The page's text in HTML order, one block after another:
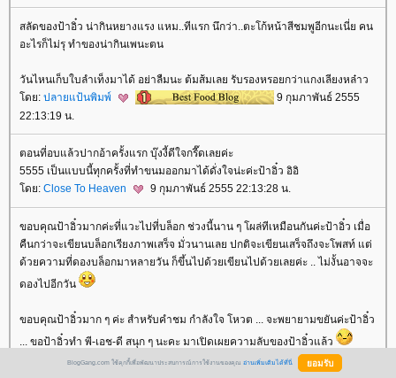
สลัดของป้าอิ๋ว น่ากินหยางแรง แหม..ทีแรก นึกว่า..ตะโก้หน้าสีชมพูอีกนะเนี่ย คน
อะไรก็ไม่รุ ทำของน่ากินเพนะตน
วันไหนเก็บใบลำเท็งมาได้ อย่าลืมนะ ต้มส้มเลย รับรองหรอยกว่าแกงเลียงหล๋าว
ดย: ปลายแป้นพิมพ์
9 กุมภาพันธ์ 2555
22:13:19 น.
ตอนที่อบแล้วปากอ้าครั้งแรก บุ๊งงี้ดีใจกรี๊ดเลยค่ะ
5555 เป็นแบบนี้ทุกครั้งที่ทำขนมออกมาได้ดั่งใจน่ะค่ะป้าอิ๋ว อิอิ
ดย: Close To Heaven 9 กุมภาพันธ์ 2555 22:13:28 น.
ขอบคุณป้าอิ๋วมากค่ะที่แวะไปที่บล็อก ช่วงนี้นาน ๆ โผล่ทีเหมือนกันค่ะป้าอิ๋ว เมื่อ
คืนกว่าจะเขียนบล็อกเรียงภาพเสร็จ มั่วนานเลย ปกติจะเขียนเสร็จถึงจะโพสท์ แต่
ด้วยความที่ดองบล็อกมาหลายวัน ก็ขึ้นไปด้วยเขียนไปด้วยเลยค่ะ .. ไม่งั้นอาจจะ
ดองไปอีกวัน
ขอบคุณป้าอิ๋วมาก ๆ ค่ะ สำหรับคำชม กำลังใจ โหวต ... จะพยายามขยันค่ะป้าอิ๋ว
... ขอป้าอิ๋วทำ พี-เอช-ดี สนุก ๆ นะคะ มาเปิดเผยความลับของป้าอิ๋วแล้ว
Tristy 10 กุมภาพันธ์ 2555 6:53:06 น.
BlogGang.com ใช้คุกกี้เพื่อพัฒนาประสบการณ์การใช้งานของคุณ อ่านเพิ่มเติมได้ที่นี่